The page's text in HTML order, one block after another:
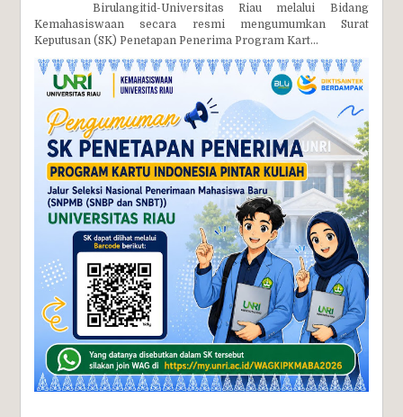
Birulangitid-Universitas Riau melalui Bidang
Kemahasiswaan secara resmi mengumumkan Surat
Keputusan (SK) Penetapan Penerima Program Kart...